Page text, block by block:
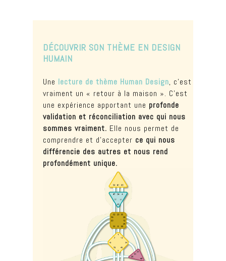
DÉCOUVRIR SON THÈME EN DESIGN
HUMAIN
Une lecture de thème Human Design, c’est
vraiment un « retour à la maison ». C’est
une expérience apportant une profonde
validation et réconciliation avec qui nous
sommes vraiment. Elle nous permet de
comprendre et d’accepter ce qui nous
différencie des autres et nous rend
profondément unique.